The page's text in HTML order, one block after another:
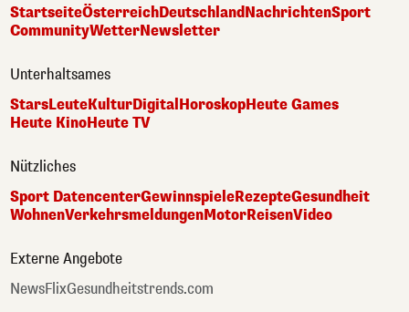
StartseiteÖsterreichDeutschlandNachrichtenSport
CommunityWetterNewsletter
Unterhaltsames
StarsLeuteKulturDigitalHoroskopHeute Games
Heute KinoHeute TV
Nützliches
Sport DatencenterGewinnspieleRezepteGesundheit
WohnenVerkehrsmeldungenMotorReisenVideo
Externe Angebote
NewsFlixGesundheitstrends.com